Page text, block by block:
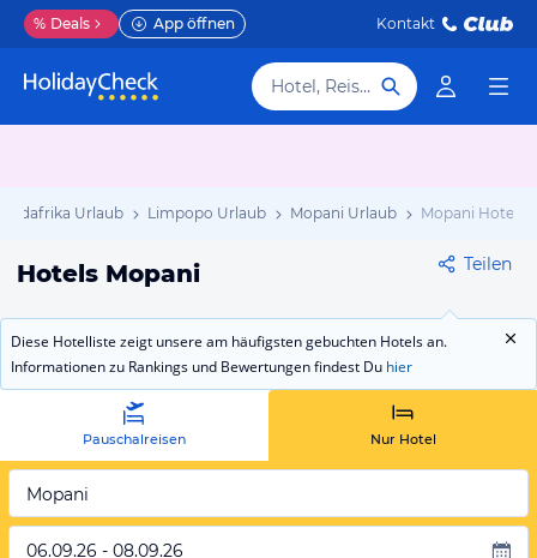
% Deals App öffnen Kontakt
Hotel, Reiseziel
Südafrika Urlaub Limpopo Urlaub Mopani Urlaub Mopani Hotels
Hotels Mopani Teilen
Diese Hotelliste zeigt unsere am häufigsten gebuchten Hotels an.
Informationen zu Rankings und Bewertungen findest Du hier
Pauschalreisen Nur Hotel
Mopani
06.09.26 - 08.09.26